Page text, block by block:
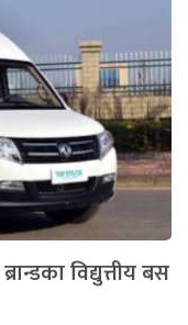
विद्युत्तीय बस